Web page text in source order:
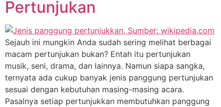
Pertunjukan
Sejauh ini mungkin Anda sudah sering melihat berbagai
macam pertunjukan bukan? Entah itu pertunjukan
musik, seni, drama, dan lainnya. Namun siapa sangka,
ternyata ada cukup banyak jenis panggung pertunjukan
sesuai dengan kebutuhan masing-masing acara.
Pasalnya setiap pertunjukkan membutuhkan panggung